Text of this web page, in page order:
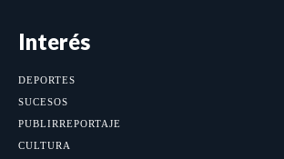
Interés
DEPORTES
SUCESOS
PUBLIRREPORTAJE
CULTURA